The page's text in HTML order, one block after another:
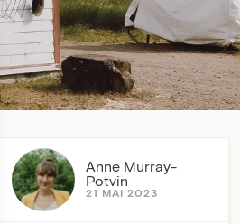
Anne Murray-
Potvin
21 MAI 2023